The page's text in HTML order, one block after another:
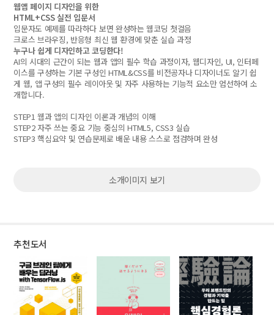
웹앱 페이지 디자인을 위한
HTML+CSS 실전 입문서
입문자도 예제를 따라하다 보면 완성하는 웹코딩 첫걸음
크로스 브라우징, 반응형 최신 웹 환경에 맞춘 실습 과정
누구나 쉽게 디자인하고 코딩한다!
AI의 시대의 근간이 되는 웹과 앱의 필수 학습 과정이자, 웹디자인, UI, 인터페
이스를 구성하는 기본 구성인 HTML&CSS를 비전공자나 디자이너도 알기 쉽
게 웹, 앱 구성의 필수 레이아웃 및 자주 사용하는 기능적 요소만 엄선하여 소
개합니다.
STEP1 웹과 앱의 디자인 이론과 개념의 이해
STEP2 자주 쓰는 중요 기능 중심의 HTML5, CSS3 실습
STEP3 핵심요약 및 연습문제로 배운 내용 스스로 점검하며 완성
소개이미지 보기
추천도서